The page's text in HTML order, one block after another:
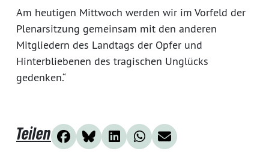
Am heutigen Mittwoch werden wir im Vorfeld der
Plenarsitzung gemeinsam mit den anderen
Mitgliedern des Landtags der Opfer und
Hinterbliebenen des tragischen Unglücks
gedenken.“
Teilen